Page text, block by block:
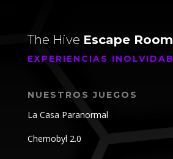
The Hive Escape Room
EXPERIENCIAS
NUESTROS JUEGOS
La Casa Paranormal
Chernobyl 2.0